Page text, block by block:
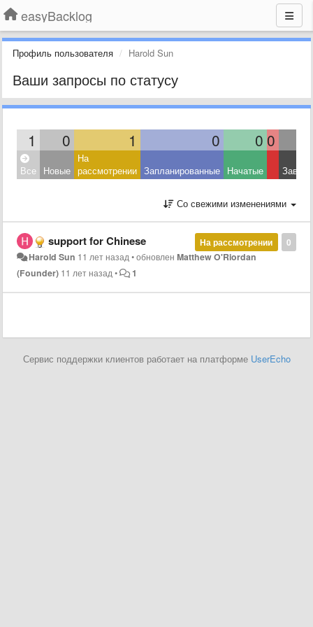
easyBacklog
Профиль пользователя Harold Sun
Ваши запросы по статусу
1 0 1 0 0 0
Все Новые
На
рассмотрении Запланированные Начатые
Со свежими изменениями
0
На рассмотрении
support for Chinese
Harold Sun 11 лет назад•обновленMatthew O'Riordan
(Founder) 11 лет назад• 1
Сервис поддержки клиентов работает на платформе UserEcho